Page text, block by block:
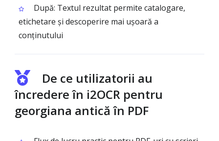
După: Textul rezultat permite catalogare,
etichetare și descoperire mai ușoară a
conținutului
De ce utilizatorii au
încredere în i2OCR pentru
georgiana antică în PDF